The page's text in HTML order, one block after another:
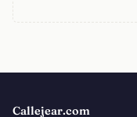
Callejear.com